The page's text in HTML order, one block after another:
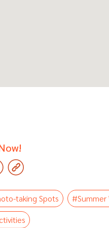
taking Spots
#Summer